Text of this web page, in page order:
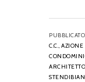
PUBBLICATO
C.C., AZIONE